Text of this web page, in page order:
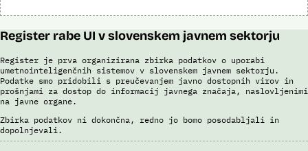
Register rabe UI v slovenskem javnem sektorju
Register je prva organizirana zbirka podatkov o uporabi
umetnointeligenčnih sistemov v slovenskem javnem sektorju.
Podatke smo pridobili s preučevanjem javno dostopnih virov in
prošnjami za dostop do informacij javnega značaja, naslovljenimi
na javne organe.
Zbirka podatkov ni dokončna, redno jo bomo posodabljali in
dopolnjevali.